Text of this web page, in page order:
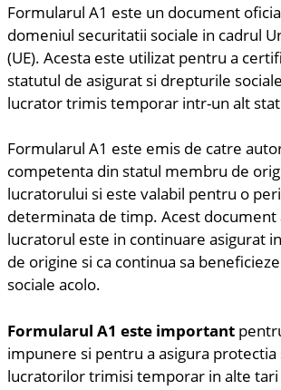
Formularul A1 este un document
domeniul securitatii sociale in cadrul
(UE). Acesta este utilizat pentru a
statutul de asigurat si drepturile
lucrator trimis temporar intr-un alt
Formularul A1 este emis de catre
competenta din statul membru de
lucratorului si este valabil pentru o
determinata de timp. Acest document
lucratorul este in continuare asigurat
de origine si ca continua sa
sociale acolo.
Formularul A1 este important
impunere si pentru a asigura protectia
lucratorilor trimisi temporar in alte tari